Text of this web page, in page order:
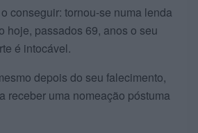
conseguir: tornou-se numa lenda
hoje, passados 69, anos o seu
é intocável.
depois do seu falecimento,
receber uma nomeação póstuma